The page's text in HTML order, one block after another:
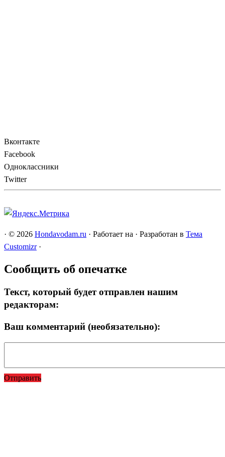
Вконтакте
Facebook
Одноклассники
Twitter
· © 2026 Hondavodam.ru · Работает на · Разработан в Тема
Customizr ·
Сообщить об опечатке
Текст, который будет отправлен нашим
редакторам:
Ваш комментарий (необязательно):
Отправить